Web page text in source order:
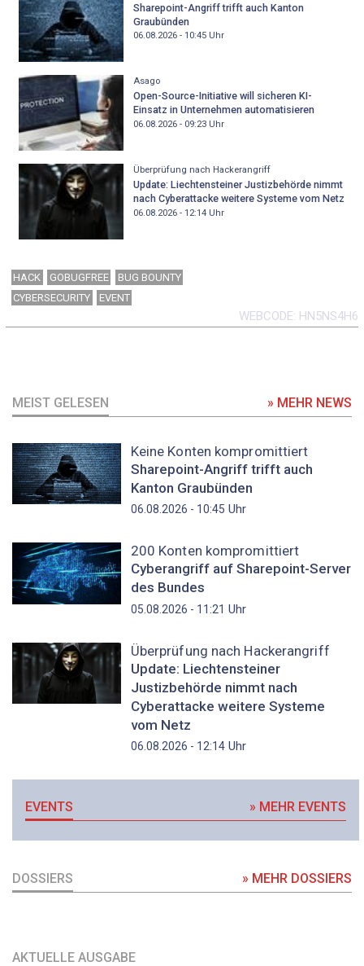
Sharepoint-Angriff trifft auch Kanton
Graubünden
06.08.2026 - 10:45Uhr
Asago
Open-Source-Initiative will sicheren KI-
Einsatz in Unternehmen automatisieren
06.08.2026 - 09:23Uhr
Überprüfung nach Hackerangriff
Update: Liechtensteiner Justizbehörde nimmt
nach Cyberattacke weitere Systeme vom Netz
06.08.2026 - 12:14Uhr
HACK GOBUGFREE
BUG BOUNTY
CYBERSECURITY
EVENT
WEBCODE HN5NS4H6
MEIST GELESEN » MEHR NEWS
Keine Konten kompromittiert
Sharepoint-Angriff trifft auch
Kanton Graubünden
06.08.2026 - 10:45 Uhr
200 Konten kompromittiert
Cyberangriff auf Sharepoint-Server
des Bundes
05.08.2026 - 11:21 Uhr
Überprüfung nach Hackerangriff
Update: Liechtensteiner
Justizbehörde nimmt nach
Cyberattacke weitere Systeme
vom Netz
06.08.2026 - 12:14Uhr
EVENTS » MEHR EVENTS
DOSSIERS » MEHR DOSSIERS
AKTUELLE AUSGABE